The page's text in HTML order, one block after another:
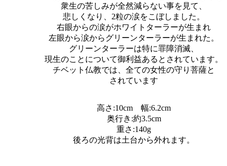
衆生の苦しみが全然減らない事を見て、
悲しくなり、2粒の涙をこぼしました。
右眼からの涙がホワイトターラーが生まれ
左眼から涙からグリーンターラーが生まれた。
グリーンターラーは特に罪障消滅、
現生のことについて御利益あるとされています。
チベット仏教では、全ての女性の守り菩薩と
されています
高さ:10cm 幅:6.2cm
奥行き:約3.5cm
重さ:140g
後ろの光背は土台から外れます。